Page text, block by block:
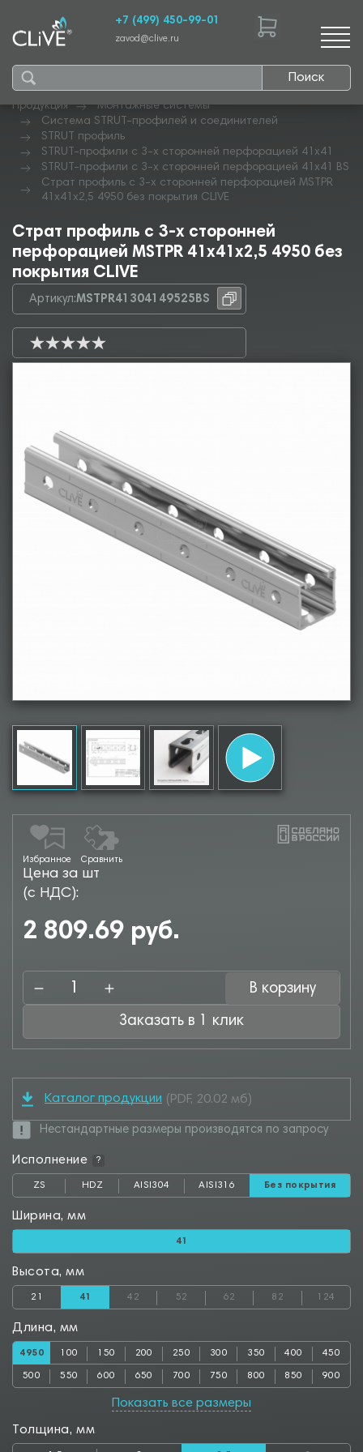
Поиск
+7 (499) 450-99-01
zavod@clive.ru
Продукция
Монтажные системы
Система STRUT-профилей и соединителей
STRUT профиль
STRUT-профили с 3-х сторонней перфорацией 41х41
STRUT-профили с 3-х сторонней перфорацией 41х41 BS
Страт профиль с 3-х сторонней перфорацией MSTPR
41х41х2,5 4950 без покрытия CLIVE
Страт профиль с 3-х сторонней
перфорацией MSTPR 41х41х2,5 4950 без
покрытия CLIVE
Артикул:MSTPR41304149525BS
Избранное Сравнить
Цена за шт
(с НДС):
2 809.69 руб.
В корзину
Заказать в 1 клик
Каталог продукции (PDF, 20.02 мб)
Нестандартные размеры производятся по запросу
Исполнение ?
ZS HDZ AISI304 AISI316 Без покрытия
Ширина, мм
41
Высота, мм
21 41 42 52 62 82 124
Длина, мм
4950 100 150 200 250 300 350 400 450
500 550 600 650 700 750 800 850 900
1050 1100 1150 1200 1250
1850 1900 1950 2000 2050 2100 2150 2200 2250
Показать все размеры
Толщина, мм